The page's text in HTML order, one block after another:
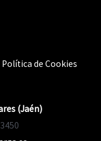
de Cookies
(Jaén)